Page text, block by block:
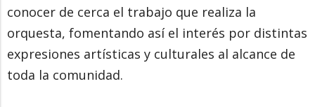
conocer de cerca el trabajo que realiza la
orquesta, fomentando así el interés por distintas
expresiones artísticas y culturales al alcance de
toda la comunidad.